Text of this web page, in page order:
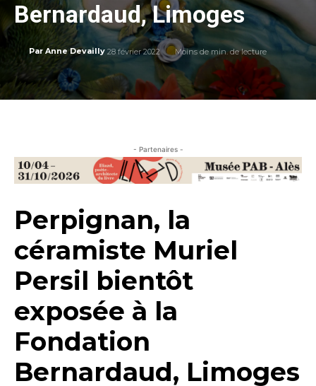
Bernardaud, Limoges
Par Anne Devailly 28 février 2022 Moins de min. de lecture
- Partenaires -
Perpignan, la
céramiste Muriel
Persil bientôt
exposée à la
Fondation
Bernardaud, Limoges